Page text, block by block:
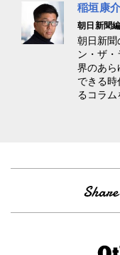
稲垣康介
朝日新聞
朝日新聞
ン・ザ
界のあら
できる
るコラム